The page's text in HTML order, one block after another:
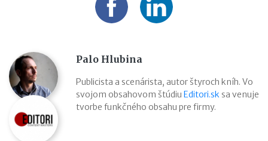
Palo Hlubina
Publicista a scenárista, autor štyroch kníh. Vo
svojom obsahovom štúdiu Editori.sk sa venuje
tvorbe funkčného obsahu pre firmy.